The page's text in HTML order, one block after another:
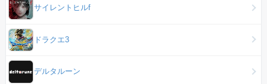
サイレントヒルf
ドラクエ3
デルタルーン